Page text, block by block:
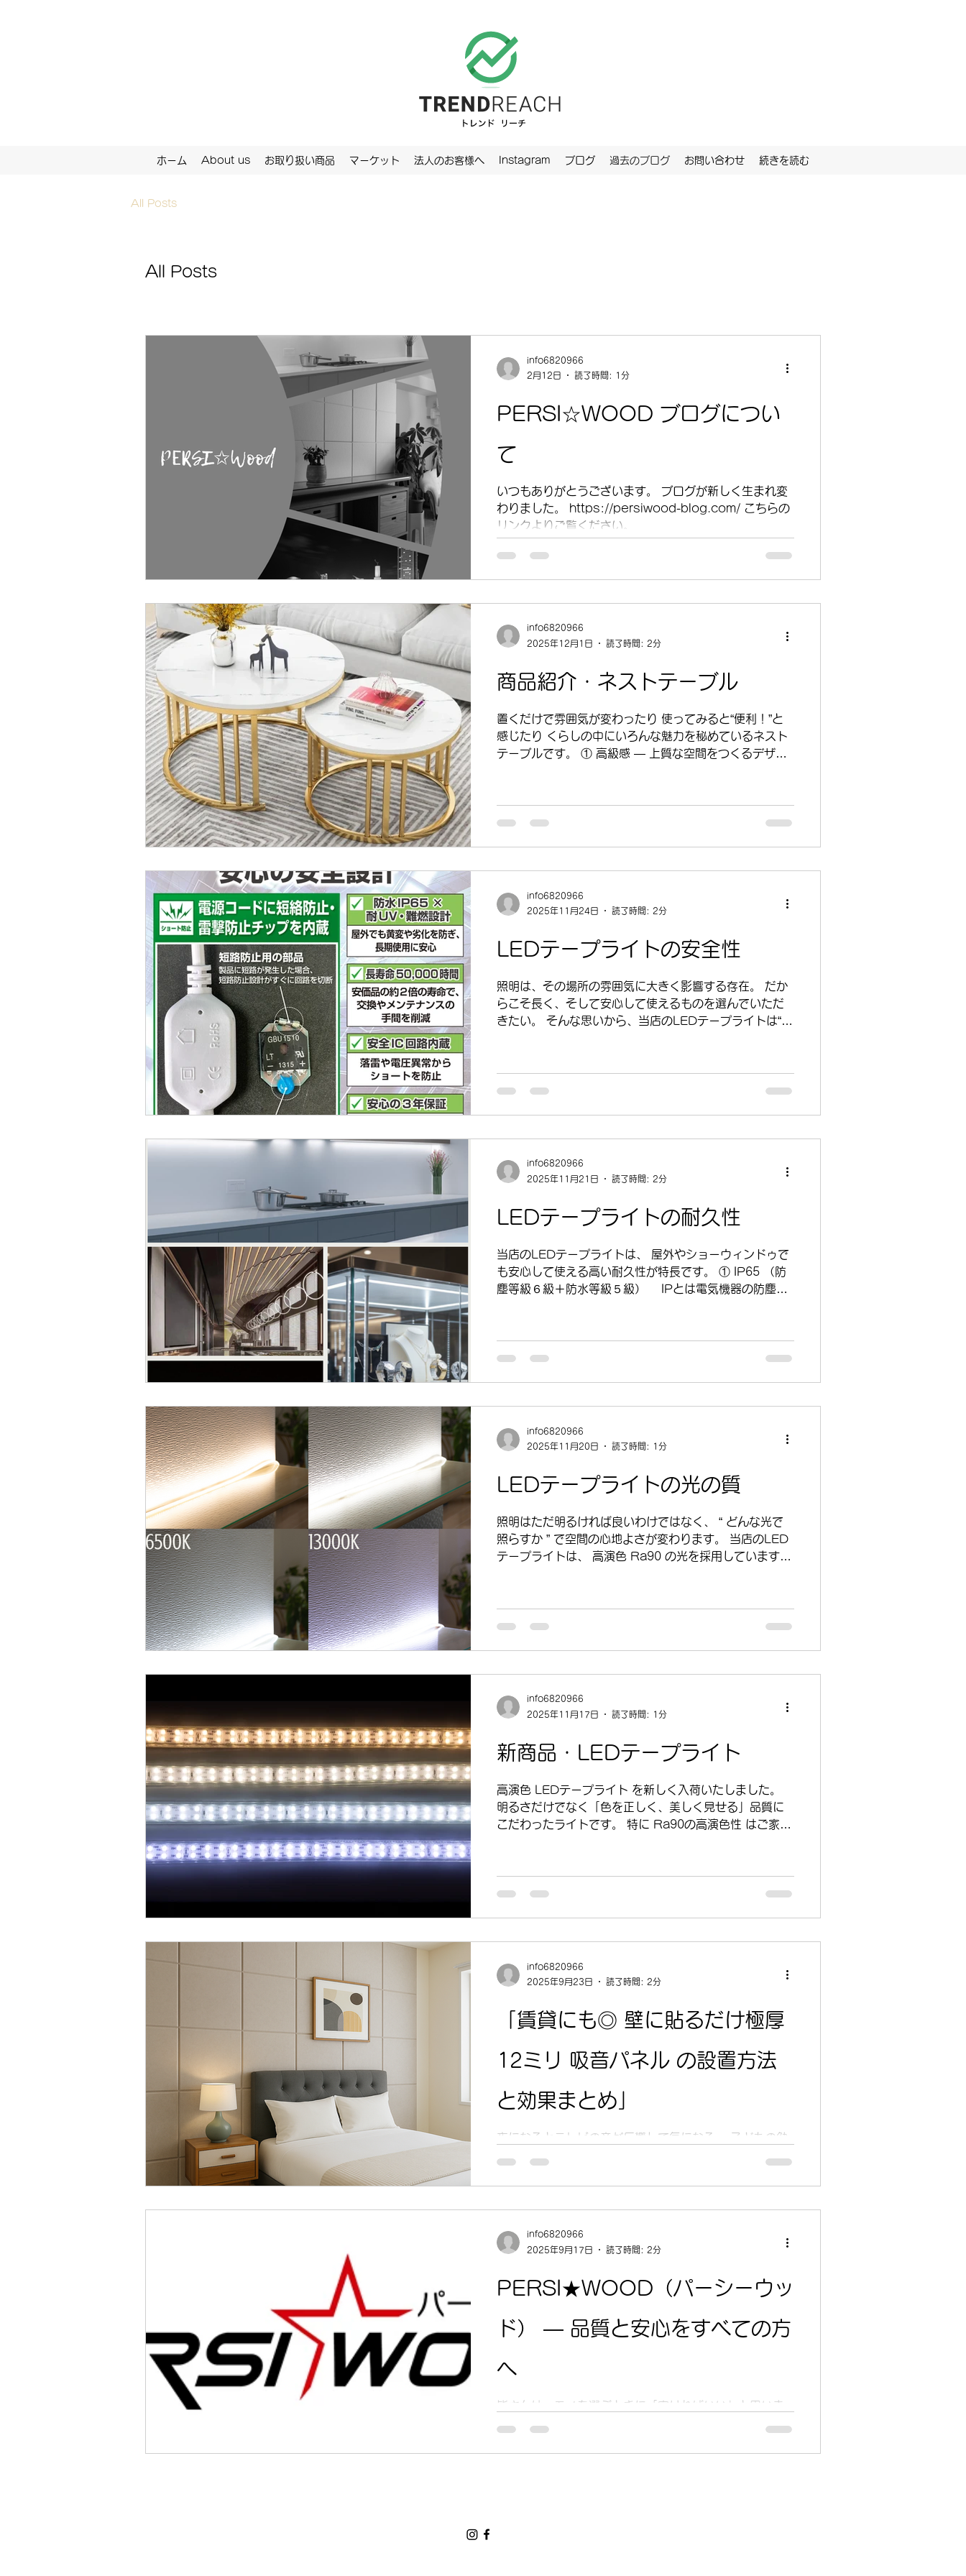
ホーム About us お取り扱い商品 マーケット 法人のお客様へ Instagram ブログ 過去のブログ お問い合わせ 続きを読む
All Posts
All Posts
PERSI☆WOOD ブログについ
て
いつもありがとうございます。 ブログが新しく生まれ変
わりました。 https://persiwood-blog.com/ こちらの
リンクよりご覧ください。
info6820966
2月12日
読了時間: 1分
商品紹介・ネストテーブル
置くだけで雰囲気が変わったり 使ってみると“便利！”と
感じたり くらしの中にいろんな魅力を秘めているネスト
テーブルです。 ① 高級感 — 上質な空間をつくるデザイ
て、 空間に高級感をもたらします。 大小２つのテーブル
が重なり合う造形や、 艶出し加工が施されているゴール
天板にはキズや汚れに強い素材を採用。 スチールの脚は
頑丈な鋼鉄製で 構造もしっかりとしており安定感が抜
群。 長く愛用できる丈夫さがあります。 家具選びのポイ
です。 ③ 実用性 — 使いたいときに“ちょうどいい”便利さ
ネストテーブルの大きな魅力は、なんといっても アレン
積をアップ 普段は重ねてコンパクトに ソファ横に配置し
てサイドテーブル風に 小さいほうだけを移
info6820966
2025年12月1日
読了時間: 2分
LEDテープライトの安全性
照明は、その場所の雰囲気に大きく影響する存在。 だか
らこそ長く、そして安心して使えるものを選んでいただ
きたい。 そんな思いから、当店のLEDテープライトは“安
のが ショート防止IC を内蔵した電源線。 万が一、落雷
や急な電圧変動が起きたときも、 内部の安全回路がいち
基準はもちろん、ヨーロッパや北米の基準など、 複数の
国際基準をクリアしています。 PSE … 日本の電気安全
基準。電気製品としての安全性を確認 CE … EUの安全・
を使わない環境に優しい製品であることを示す基準 ETL
… 北米の安全規格を満たしていることを示す第三者認証
ちろん、通常の使用で不具合が発生した場合もサポート
いたします。 長く安心して使っていただけるよ
info6820966
2025年11月24日
読了時間: 2分
LEDテープライトの耐久性
当店のLEDテープライトは、 屋外やショーウィンドゥで
も安心して使える高い耐久性が特長です。 ① IP65 （防
塵等級６級＋防水等級５級） IPとは電気機器の防塵・
る方向からの噴流水に強い 防水・防塵仕様で雨やほこり
からしっかりガードします。 （※切断した場合は追加の
ています。 表面が溶ける、ひび割れる、変色するといっ
たトラブルが起こりにくく、 さまざまな環境で長くお使
いいただけます。 特殊PVC ③ 耐塩害素材 配線には錆び
るため、 海辺や塩分の多い環境でも安心です。 ④ 押出
成形方式 LED本体とカバーを一体で成形しているため、
入りにくい構造です。 （※切断した場合は追加の防水処
理が必要） ⑤ 屈曲に強い しなやかで折れにくく、
info6820966
2025年11月21日
読了時間: 2分
LEDテープライトの光の質
照明はただ明るければ良いわけではなく、 “ どんな光で
照らすか ” で空間の心地よさが変わります。 当店のLED
テープライトは、 高演色 Ra90 の光を採用しています。
れやすく、 素材の色がほんのり平坦に感じられることが
あります。 一方で Ra90 の光は、 太陽光に近い自然な
空間全体に深みややわらかさが生まれ、 居心地のよい雰
囲気づくりにもひと役かってくれます。 R90 と R80 の
比較 お部屋づくりはもちろん、 写真撮影やディスプレイ
だけます。 光の質を少し変えるだけで、 見える景色は豊
かになるもの。 ぜひ、Ra90のやさしい光を体感してみ
・Amazon➤ https://shorturl.at/K9b
info6820966
2025年11月20日
読了時間: 1分
新商品・LEDテープライト
高演色 LEDテープライト を新しく入荷いたしました。
明るさだけでなく「色を正しく、美しく見せる」品質に
こだわったライトです。 特に Ra90の高演色性 はご家庭
ご用意しております。 ・3000K（電球色） … 暖かくや
わらかな光。リビングなど落ち着きのある空間に最適。
っきりとした白色光。店舗演出やショールームの照明
に。 ・13000K（クールホワイト） … 青みのあるシャー
プな光。クールな雰囲気に。 屋外でも安心して使える 防
50,000時間と長寿命！ 空間を「より美しく、より心地よ
く」演出したい方にぴったりのライトです。 ぜひ商品ペ
ージで詳細をご覧ください。 ・Amazon➤
https://shorturl.at/K9bQr ・楽天市場➤...
info6820966
2025年11月17日
読了時間: 1分
「賃貸にも◎ 壁に貼るだけ極厚
12ミリ 吸音パネル の設置方法
と効果まとめ」
夜になるとテレビの音が反響して気になる… 子どもの勉
厚吸音パネル」は、貼るだけで音の響きを抑え、見た目
info6820966
2025年9月23日
読了時間: 2分
PERSI★WOOD（パーシーウッ
ド） ― 品質と安心をすべての方
へ
皆さんは、モノを選ぶときに「安ければいい」と思いま
ありません。「高品質であることを前提に、手に取りや
info6820966
2025年9月17日
読了時間: 2分